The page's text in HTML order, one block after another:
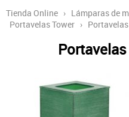
Velas de
Tienda Online › Lámparas de
Portavelas Tower ›